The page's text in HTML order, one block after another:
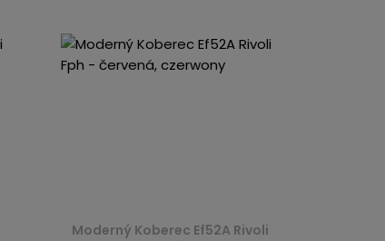
Moderný Koberec Ef52A Rivoli